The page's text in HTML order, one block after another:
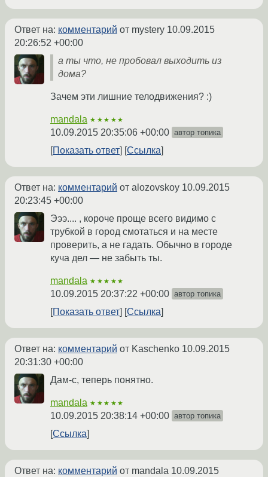
Ответ на: комментарий от mystery 10.09.2015
20:26:52 +00:00
а ты что, не пробовал выходить из
дома?
Зачем эти лишние телодвижения? :)
mandala ★★★★★
10.09.2015 20:35:06 +00:00 автор топика
Показать ответ Ссылка
Ответ на: комментарий от alozovskoy 10.09.2015
20:23:45 +00:00
Эээ.... , короче проще всего видимо с
трубкой в город смотаться и на месте
проверить, а не гадать. Обычно в городе
куча дел — не забыть ты.
mandala ★★★★★
10.09.2015 20:37:22 +00:00 автор топика
Показать ответ Ссылка
Ответ на: комментарий от Kaschenko 10.09.2015
20:31:30 +00:00
Дам-с, теперь понятно.
mandala ★★★★★
10.09.2015 20:38:14 +00:00 автор топика
Ссылка
Ответ на: комментарий от mandala 10.09.2015